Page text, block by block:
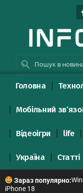
Головна
Мобільний
Відеоігри life
Україна Статті
Зараз популярно:
iPhone 18